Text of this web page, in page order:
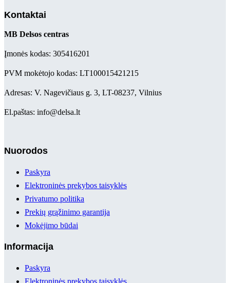
Kontaktai
MB Delsos centras
Įmonės kodas: 305416201
PVM mokėtojo kodas: LT100015421215
Adresas: V. Nagevičiaus g. 3, LT-08237, Vilnius
El.paštas: info@delsa.lt
Nuorodos
Paskyra
Elektroninės prekybos taisyklės
Privatumo politika
Prekių grąžinimo garantija
Mokėjimo būdai
Informacija
Paskyra